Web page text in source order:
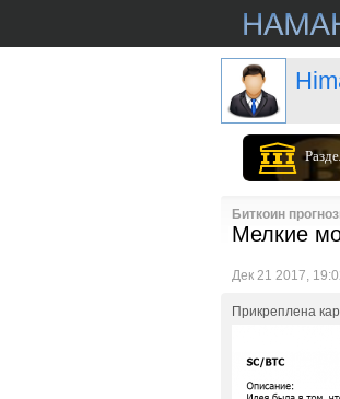
Биткоин
Мелкие
Дек 21 2017,
Прикреплена